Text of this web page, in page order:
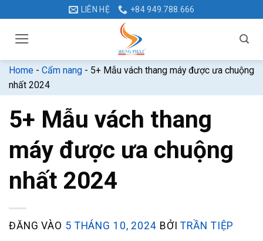
dung
LIÊN HỆ +84 949.788.666
Home - Cẩm nang - 5+ Mẫu vách thang máy được ưa chuộng
nhất 2024
5+ Mẫu vách thang
máy được ưa chuộng
nhất 2024
ĐĂNG VÀO 5 THÁNG 10, 2024 BỞITRẦN TIỆP